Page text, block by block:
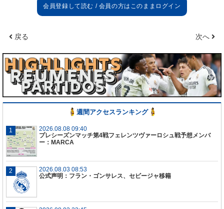
戻る 次へ
週間アクセスランキング
2026.08.08 09:40
プレシーズンマッチ第4戦フェレンツヴァーロシュ戦予想メンバ
ー：MARCA
2026.08.03 08:53
公式声明：フラン・ゴンサレス、セビージャ移籍